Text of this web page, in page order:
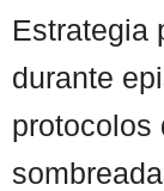
Estrategia
durante
protocolos